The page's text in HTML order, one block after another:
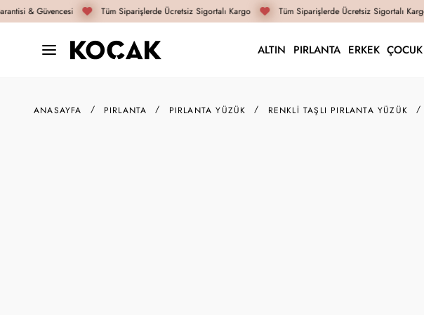
& Güvencesi Tüm Siparişlerde Ücretsiz Sigortalı Kargo Tüm Siparişlerde Ücretsiz Sigortalı Kargo
ALTIN PIRLANTA ERKEK ÇOCUK
ANASAYFA PIRLANTA PIRLANTA YÜZÜK RENKLI TAŞLI PIRLANTA YÜZÜK